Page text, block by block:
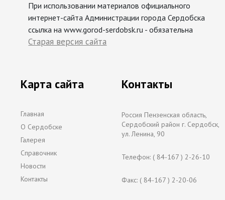
При использовании материалов официального
интернет-сайта Администрации города Сердобска
ссылка на www.gorod-serdobsk.ru - обязательна
Старая версия сайта
Карта сайта
Главная
О Сердобске
Галерея
Справочник
Новости
Контакты
Контакты
Россия Пензенская область,
Сердобский район г. Сердобск,
ул. Ленина, 90
Телефон: ( 84-167 ) 2-26-10
Факс: ( 84-167 ) 2-20-06